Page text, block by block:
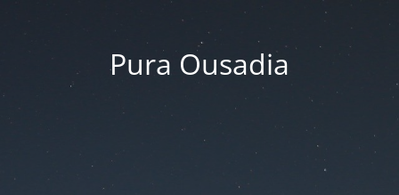
Pura Ousadia